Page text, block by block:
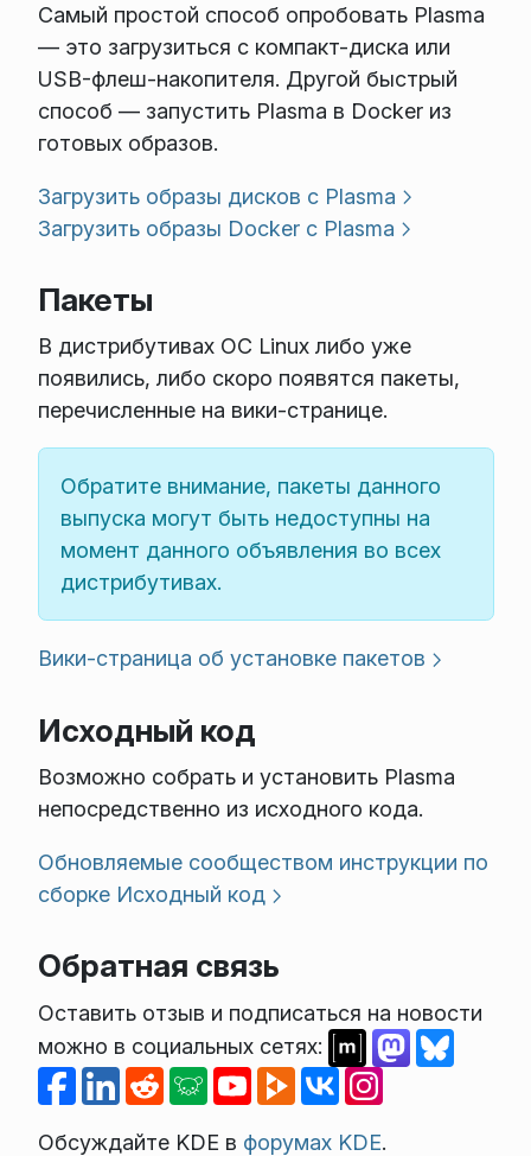
Самый простой способ опробовать Plasma
— это загрузиться с компакт-диска или
USB-флеш-накопителя. Другой быстрый
способ — запустить Plasma в Docker из
готовых образов.
Загрузить образы дисков с Plasma
Загрузить образы Docker с Plasma
Пакеты
В дистрибутивах ОС Linux либо уже
появились, либо скоро появятся пакеты,
перечисленные на вики-странице.
Обратите внимание, пакеты данного
выпуска могут быть недоступны на
момент данного объявления во всех
дистрибутивах.
Вики-страница об установке пакетов
Исходный код
Возможно собрать и установить Plasma
непосредственно из исходного кода.
Обновляемые сообществом инструкции по
сборке Исходный код
Обратная связь
Оставить отзыв и подписаться на новости
можно в социальных сетях:
Обсуждайте KDE в форумах KDE.